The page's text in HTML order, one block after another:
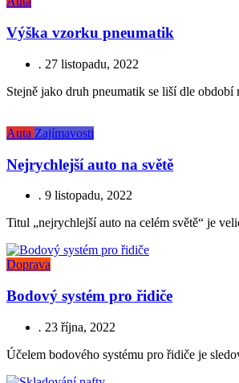
Výška vzorku pneumatik
. 27 listopadu, 2022
Stejně jako druh pneumatik se liší dle
Auta Zajímavosti
Nejrychlejší auto na světě
. 9 listopadu, 2022
Titul „nejrychlejší auto na celém světě“ je
Doprava
Bodový systém pro řidiče
. 23 října, 2022
Účelem bodového systému pro řidiče je